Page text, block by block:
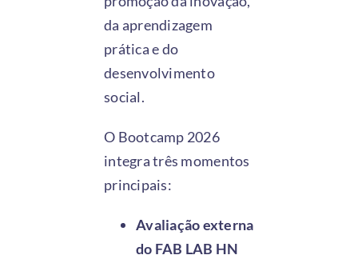
da aprendizagem
prática e do
desenvolvimento
social.
O Bootcamp 2026
integra três momentos
principais:
Avaliação externa
do FAB LAB HN